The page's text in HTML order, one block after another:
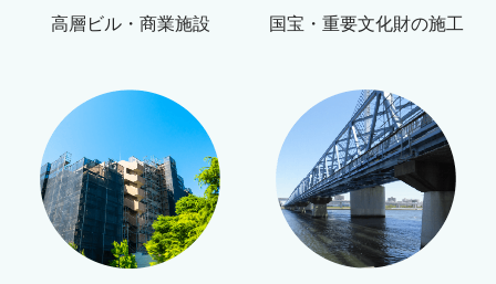
高層ビル・商業施設 国宝・重要文化財の施工